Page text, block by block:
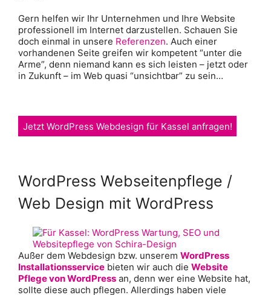
Gern helfen wir Ihr Unternehmen und Ihre Website
professionell im Internet darzustellen. Schauen Sie
doch einmal in unsere Referenzen. Auch einer
vorhandenen Seite greifen wir kompetent “unter die
Arme”, denn niemand kann es sich leisten – jetzt oder
in Zukunft – im Web quasi “unsichtbar” zu sein…
Jetzt WordPress Webdesign für Kassel anfragen!
WordPress Webseitenpflege /
Web Design mit WordPress
Außer dem Webdesign bzw. unserem WordPress
Installationsservice bieten wir auch die Website
Pflege von WordPress an, denn wer eine Website hat,
sollte diese auch pflegen. Allerdings haben viele